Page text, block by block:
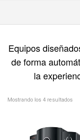
Equipos
de forma
la
Mostrando los 4 resultados